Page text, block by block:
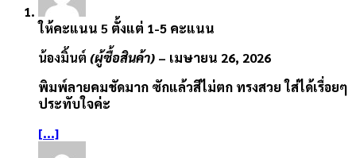
ให้คะแนน 5 ตั้งแต่ 1-5 คะแนน
น้องมิ้นต์ (ผู้ซื้อสินค้า) – เมษายน 26, 2026
พิมพ์ลายคมชัดมาก ซักแล้วสีไม่ตก ทรงสวย ใส่ได้เรื่อยๆ
ประทับใจค่ะ
[...]